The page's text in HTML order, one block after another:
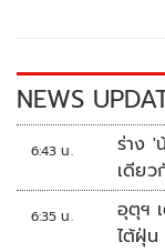
k k
NEWS
6:43 น.
ร่าง 'น้
เดีย
เป็นท
6:35 น.
อุตุฯ
ไต้ฝุ่